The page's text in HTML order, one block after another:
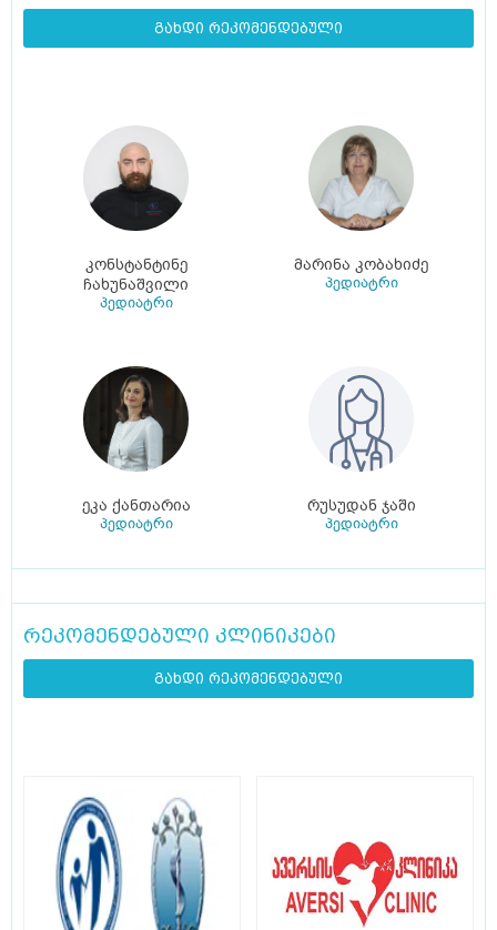
გახდი რეკომენდებული
კონსტანტინე
ჩახუნაშვილი
პედიატრი
მარინა კობახიძე
პედიატრი
ეკა ქანთარია
პედიატრი
რუსუდან ჯაში
პედიატრი
რეკომენდებული კლინიკები
გახდი რეკომენდებული